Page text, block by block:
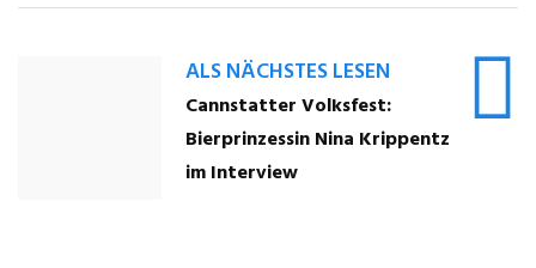
ALS NÄCHSTES LESEN
Cannstatter Volksfest:
Bierprinzessin Nina Krippentz
im Interview